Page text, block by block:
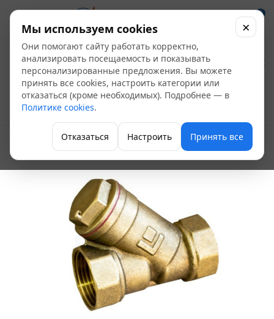
0
Фильтр латунный
БолАЗ Ду 25
Фильтры латунные
Мы используем cookies
Они помогают сайту работать корректно,
анализировать посещаемость и показывать
персонализированные предложения. Вы можете
принять все cookies, настроить категории или
отказаться (кроме необходимых). Подробнее — в
Политике cookies.
Отказаться Настроить Принять все
×